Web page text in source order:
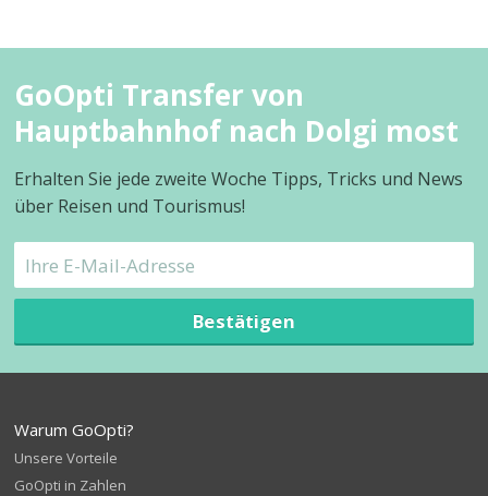
GoOpti Transfer von
Hauptbahnhof nach Dolgi most
Erhalten Sie jede zweite Woche Tipps, Tricks und News
über Reisen und Tourismus!
Bestätigen
Warum GoOpti?
Unsere Vorteile
GoOpti in Zahlen